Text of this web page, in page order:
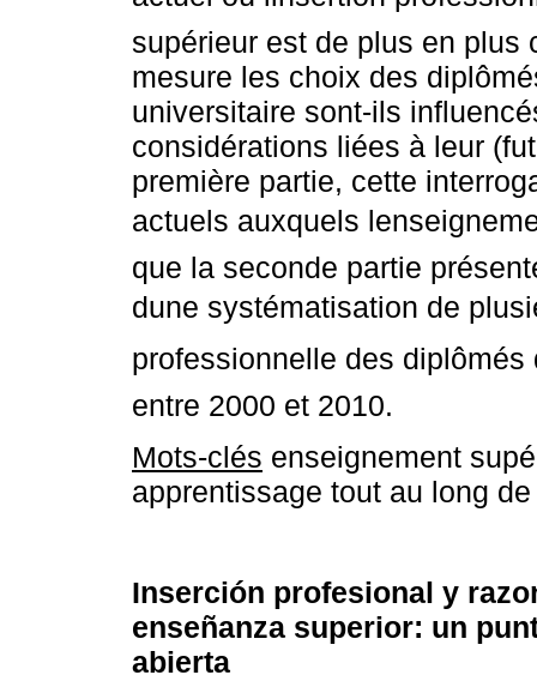
supérieur est de plus en plus
mesure les choix des
universitaire sont-ils
considérations liées à leur
première partie, cette
actuels auxquels
que la seconde partie
dune systématisation de
professionnelle des diplômés
entre 2000 et 2010.
Mots-clés enseignement
apprentissage tout au long
Inserción profesional y
enseñanza superior: un
abierta